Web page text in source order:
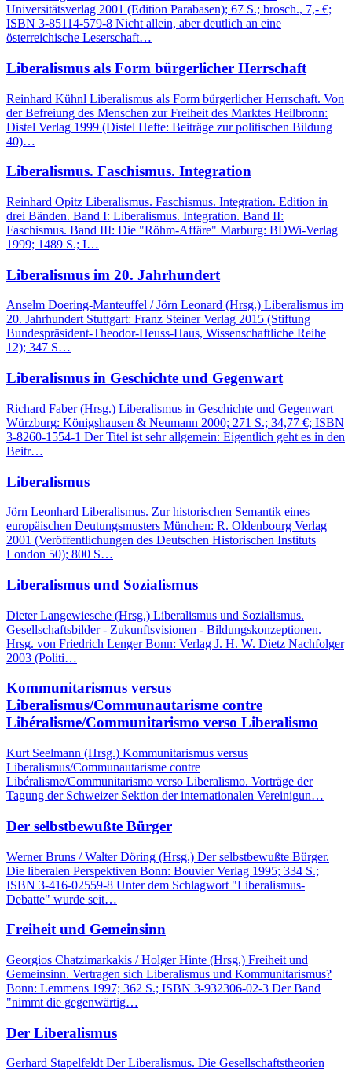
Universitätsverlag 2001 (Edition Parabasen); 67 S.; brosch., 7,- €;
ISBN 3-85114-579-8 Nicht allein, aber deutlich an eine
österreichische Leserschaft…
Liberalismus als Form bürgerlicher Herrschaft
Reinhard Kühnl Liberalismus als Form bürgerlicher Herrschaft. Von
der Befreiung des Menschen zur Freiheit des Marktes Heilbronn:
Distel Verlag 1999 (Distel Hefte: Beiträge zur politischen Bildung
40)…
Liberalismus. Faschismus. Integration
Reinhard Opitz Liberalismus. Faschismus. Integration. Edition in
drei Bänden. Band I: Liberalismus. Integration. Band II:
Faschismus. Band III: Die "Röhm-Affäre" Marburg: BDWi-Verlag
1999; 1489 S.; I…
Liberalismus im 20. Jahrhundert
Anselm Doering-Manteuffel / Jörn Leonard (Hrsg.) Liberalismus im
20. Jahrhundert Stuttgart: Franz Steiner Verlag 2015 (Stiftung
Bundespräsident-Theodor-Heuss-Haus, Wissenschaftliche Reihe
12); 347 S…
Liberalismus in Geschichte und Gegenwart
Richard Faber (Hrsg.) Liberalismus in Geschichte und Gegenwart
Würzburg: Königshausen & Neumann 2000; 271 S.; 34,77 €; ISBN
3-8260-1554-1 Der Titel ist sehr allgemein: Eigentlich geht es in den
Beitr…
Liberalismus
Jörn Leonhard Liberalismus. Zur historischen Semantik eines
europäischen Deutungsmusters München: R. Oldenbourg Verlag
2001 (Veröffentlichungen des Deutschen Historischen Instituts
London 50); 800 S…
Liberalismus und Sozialismus
Dieter Langewiesche (Hrsg.) Liberalismus und Sozialismus.
Gesellschaftsbilder - Zukunftsvisionen - Bildungskonzeptionen.
Hrsg. von Friedrich Lenger Bonn: Verlag J. H. W. Dietz Nachfolger
2003 (Politi…
Kommunitarismus versus
Liberalismus/Communautarisme contre
Libéralisme/Communitarismo verso Liberalismo
Kurt Seelmann (Hrsg.) Kommunitarismus versus
Liberalismus/Communautarisme contre
Libéralisme/Communitarismo verso Liberalismo. Vorträge der
Tagung der Schweizer Sektion der internationalen Vereinigun…
Der selbstbewußte Bürger
Werner Bruns / Walter Döring (Hrsg.) Der selbstbewußte Bürger.
Die liberalen Perspektiven Bonn: Bouvier Verlag 1995; 334 S.;
ISBN 3-416-02559-8 Unter dem Schlagwort "Liberalismus-
Debatte" wurde seit…
Freiheit und Gemeinsinn
Georgios Chatzimarkakis / Holger Hinte (Hrsg.) Freiheit und
Gemeinsinn. Vertragen sich Liberalismus und Kommunitarismus?
Bonn: Lemmens 1997; 362 S.; ISBN 3-932306-02-3 Der Band
"nimmt die gegenwärtig…
Der Liberalismus
Gerhard Stapelfeldt Der Liberalismus. Die Gesellschaftstheorien